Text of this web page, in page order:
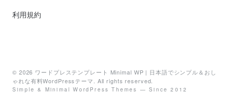
利用規約
© 2026 ワードプレステンプレート Minimal WP | 日本語でシンプル＆おし
ゃれな有料WordPressテーマ
. All rights reserved.
Simple & Minimal WordPress Themes — Since 2012